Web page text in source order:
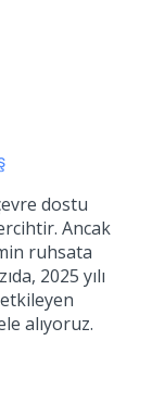
dostu
Ancak
ruhsata
2025 yılı
alıyoruz.